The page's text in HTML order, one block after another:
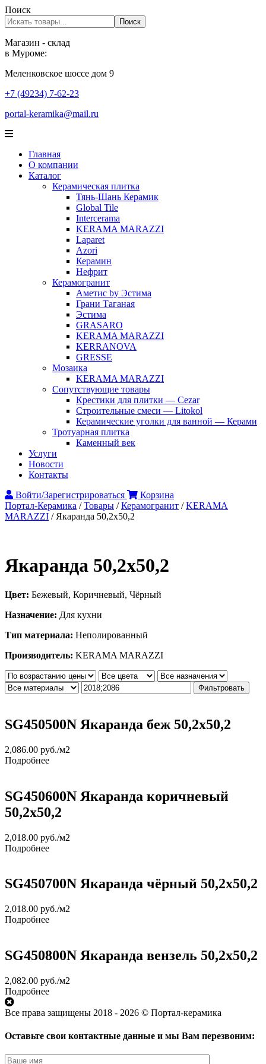
Поиск
Поиск
Магазин - склад
в Муроме:
Меленковское шоссе дом 9
+7 (49234) 7-62-23
portal-keramika@mail.ru
Главная
О компании
Каталог
Керамическая плитка
Тянь-Шань Керамик
Global Tile
Intercerama
KERAMA MARAZZI
Laparet
Аzori
Керамин
Нефрит
Керамогранит
Аметис by Эстима
Грани Таганая
Эстима
GRASARO
KERAMA MARAZZI
KERRANOVA
GRESSE
Мозаика
KERAMA MARAZZI
Сопутствующие товары
Крестики для плитки — Cezar
Строительные смеси — Litokol
Керамические уголки для ванной — Керами
Тротуарная плитка
Каменный век
Услуги
Новости
Контакты
Войти/Зарегистрироваться
Корзина
Портал-Керамика /Товары /Керамогранит /KERAMA
MARAZZI / Якаранда 50,2х50,2
Якаранда 50,2х50,2
Цвет: Бежевый, Коричневый, Чёрный
Назначение: Для кухни
Тип материала: Неполированный
Производитель: KERAMA MARAZZI
Фильтровать
SG450500N Якаранда беж 50,2х50,2
2,086.00 руб./м2
Подробнее
SG450600N Якаранда коричневый
50,2х50,2
2,018.00 руб./м2
Подробнее
SG450700N Якаранда чёрный 50,2х50,2
2,018.00 руб./м2
Подробнее
SG450800N Якаранда вензель 50,2х50,2
2,082.00 руб./м2
Подробнее
Все права защищены 2018 - 2026 © Портал-керамика
Оставьте свои контактные данные и мы Вам перезвоним: